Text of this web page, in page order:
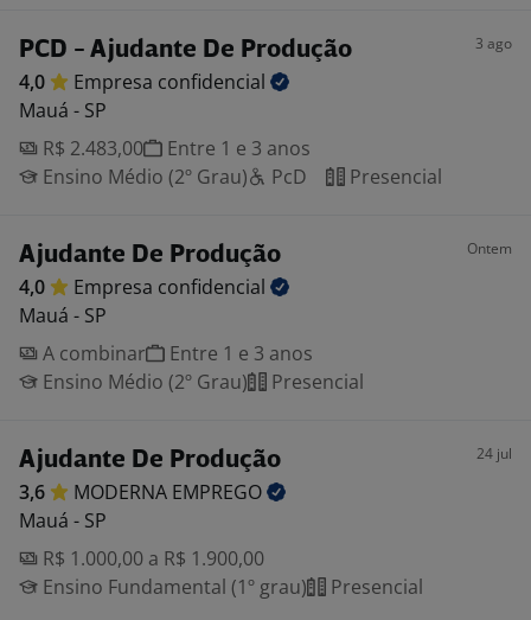
PCD - Ajudante De Produção 3 ago
4,0 Empresa confidencial
Mauá - SP
R$ 2.483,00
Entre 1 e 3 anos
Ensino Médio (2º Grau)
PcD Presencial
Ajudante De Produção Ontem
4,0 Empresa confidencial
Mauá - SP
A combinar
Entre 1 e 3 anos
Ensino Médio (2º Grau)
Presencial
Ajudante De Produção 24 jul
3,6 MODERNA EMPREGO
Mauá - SP
R$ 1.000,00 a R$ 1.900,00
Ensino Fundamental (1º grau)
Presencial